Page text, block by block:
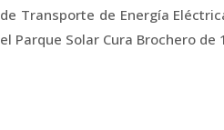
de Transporte de Energía
el Parque Solar Cura Brochero de